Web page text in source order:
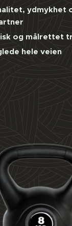
ydmykhet
og målrettet
hele veien